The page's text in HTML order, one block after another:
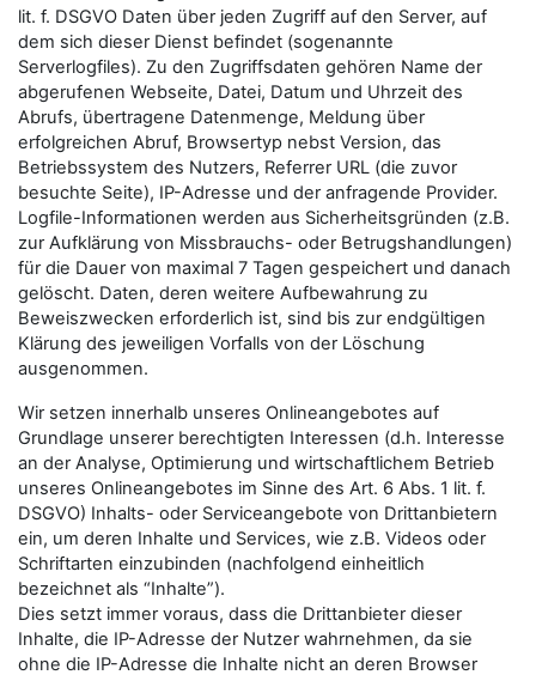
lit. f. DSGVO Daten über jeden Zugriff auf den Server, auf
dem sich dieser Dienst befindet (sogenannte
Serverlogfiles). Zu den Zugriffsdaten gehören Name der
abgerufenen Webseite, Datei, Datum und Uhrzeit des
Abrufs, übertragene Datenmenge, Meldung über
erfolgreichen Abruf, Browsertyp nebst Version, das
Betriebssystem des Nutzers, Referrer URL (die zuvor
besuchte Seite), IP-Adresse und der anfragende Provider.
Logfile-Informationen werden aus Sicherheitsgründen (z.B.
zur Aufklärung von Missbrauchs- oder Betrugshandlungen)
für die Dauer von maximal 7 Tagen gespeichert und danach
gelöscht. Daten, deren weitere Aufbewahrung zu
Beweiszwecken erforderlich ist, sind bis zur endgültigen
Klärung des jeweiligen Vorfalls von der Löschung
ausgenommen.
Wir setzen innerhalb unseres Onlineangebotes auf
Grundlage unserer berechtigten Interessen (d.h. Interesse
an der Analyse, Optimierung und wirtschaftlichem Betrieb
unseres Onlineangebotes im Sinne des Art. 6 Abs. 1 lit. f.
DSGVO) Inhalts- oder Serviceangebote von Drittanbietern
ein, um deren Inhalte und Services, wie z.B. Videos oder
Schriftarten einzubinden (nachfolgend einheitlich
bezeichnet als “Inhalte”).
Dies setzt immer voraus, dass die Drittanbieter dieser
Inhalte, die IP-Adresse der Nutzer wahrnehmen, da sie
ohne die IP-Adresse die Inhalte nicht an deren Browser